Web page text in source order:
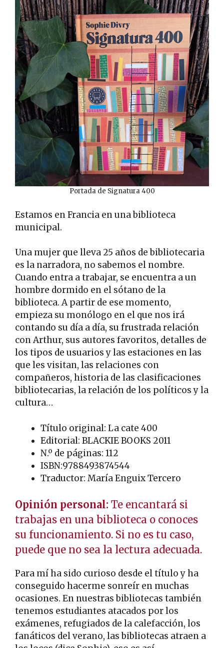
Portada de Signatura 400
Estamos en Francia en una biblioteca
municipal.
Una mujer que lleva 25 años de bibliotecaria
es la narradora, no sabemos el nombre.
Cuando entra a trabajar, se encuentra a un
hombre dormido en el sótano de la
biblioteca. A partir de ese momento,
empieza su monólogo en el que nos irá
contando su día a día, su frustrada relación
con Arthur, sus autores favoritos, detalles de
los tipos de usuarios y las estaciones en las
que les visitan, las relaciones con
compañeros, historia de las clasificaciones
bibliotecarias, la relación de los políticos y la
cultura…
Título original: La cate 400
Editorial: BLACKIE BOOKS 2011
N.º de páginas: 112
ISBN:9788493874544
Traductor: María Enguix Tercero
Opinión personal: Te encantará si
trabajas en una biblioteca o conoces
su funcionamiento. Si no es tu caso,
puede que no sea la lectura adecuada.
Para mí ha sido curioso desde el título y ha
conseguido hacerme sonreír en muchas
ocasiones. En nuestras bibliotecas también
tenemos estudiantes atacados por los
exámenes, refugiados de la calefacción, los
fanáticos del verano, las bibliotecas atraen a